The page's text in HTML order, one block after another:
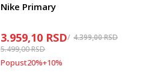
Nike Primary
3.959,10 RSD 4.399,00RSD
5.499,00RSD
Popust20%+10%